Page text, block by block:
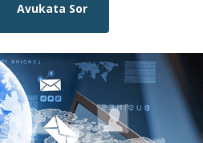
Avukata Sor